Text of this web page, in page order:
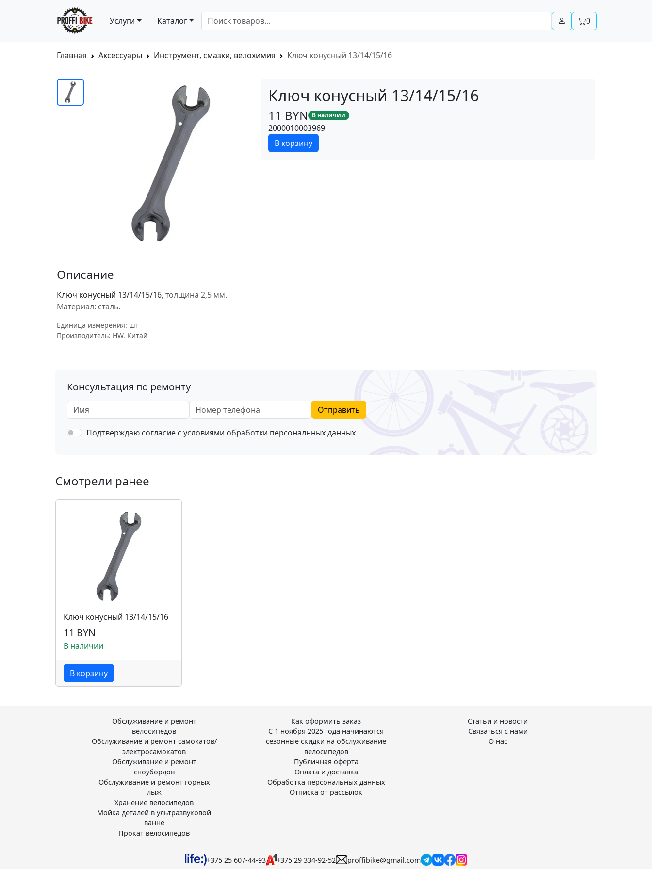
Услуги Каталог 0
Главная Аксессуары Инструмент, смазки, велохимия Ключ конусный 13/14/15/16
Ключ конусный 13/14/15/16
11 BYN В наличии
2000010003969
В корзину
Описание
Ключ конусный 13/14/15/16, толщина 2,5 мм.
Материал: сталь.
Единица измерения: шт
Производитель: HW. Китай
Консультация по ремонту
Имя Номер телефона Отправить
Подтверждаю согласие с условиями обработки персональных данных
Смотрели ранее
Ключ конусный 13/14/15/16
11 BYN
В наличии
В корзину
Обслуживание и ремонт
велосипедов
Обслуживание и ремонт самокатов/
электросамокатов
Обслуживание и ремонт
сноубордов
Обслуживание и ремонт горных
лыж
Хранение велосипедов
Мойка деталей в ультразвуковой
ванне
Прокат велосипедов
Как оформить заказ
С 1 ноября 2025 года начинаются
сезонные скидки на обслуживание
велосипедов
Публичная оферта
Оплата и доставка
Обработка персональных данных
Отписка от рассылок
Статьи и новости
Связаться с нами
О нас
+375 25 607-44-93 +375 29 334-92-52 proffibike@gmail.com